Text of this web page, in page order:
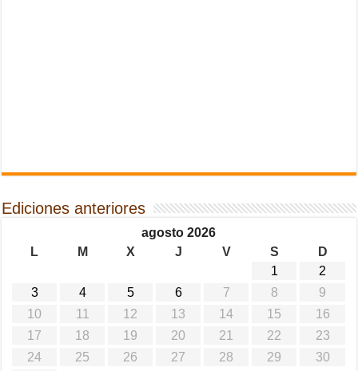
Ediciones anteriores
agosto 2026
L
M X J V S
D
1
2
3
4 5 6 7 8
9
10
11 12 13 14 15
16
17
18 19 20 21 22
23
24
25 26 27 28 29
30